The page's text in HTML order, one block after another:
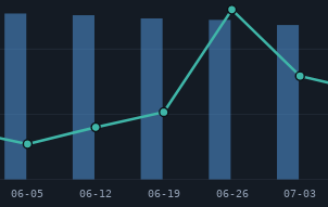
06-05 06-12 06-19 06-26 07-03